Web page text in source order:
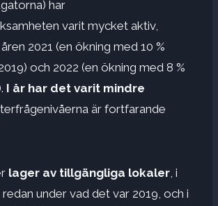
har
varit mycket aktiv,
2021 (en ökning med 10 %
och 2022 (en ökning med 8 %
I år har det varit mindre
är fortfarande
lager av tillgängliga lokaler , i
under vad det var 2019, och i